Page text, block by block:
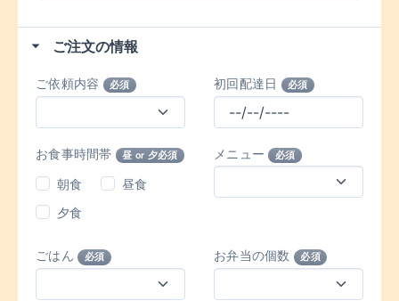
ご注文の情報
ご依頼内容 必須 初回配達日 必須
お食事時間帯 昼 or 夕必須
朝食
昼食
夕食
メニュー 必須
ごはん 必須 お弁当の個数 必須